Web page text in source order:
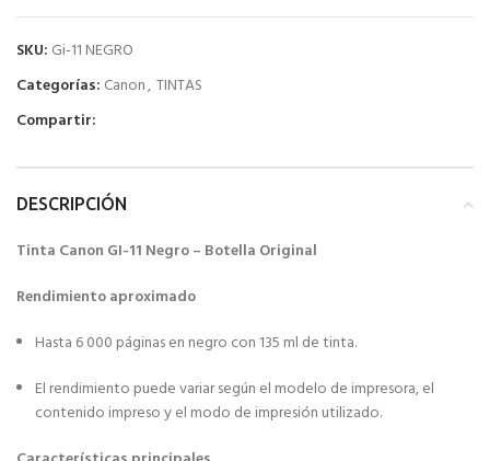
SKU: Gi-11 NEGRO
Categorías: Canon, TINTAS
Compartir:
DESCRIPCIÓN
Tinta Canon GI-11 Negro – Botella Original
Rendimiento aproximado
Hasta 6 000 páginas en negro con 135 ml de tinta.
El rendimiento puede variar según el modelo de impresora, el
contenido impreso y el modo de impresión utilizado.